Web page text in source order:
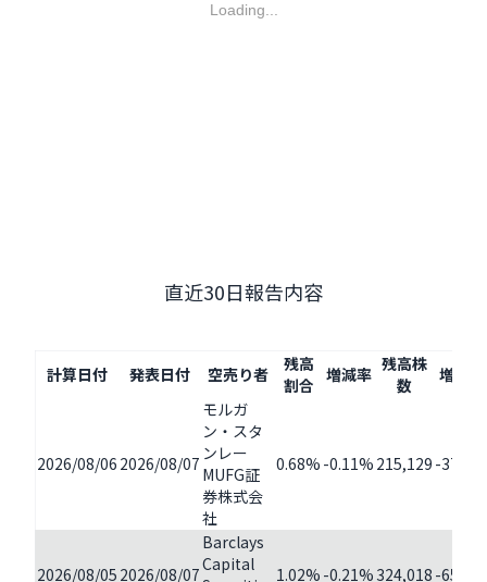
Loading...
直近30日報告内容
計算日付 発表日付 空売り者
残高
割合 増減率 残高株
数
増減量
2026/08/06 2026/08/07
モルガ
ン・スタ
ンレー
MUFG証
券株式会
社
0.68% -0.11% 215,129 -
2026/08/05 2026/08/07
Barclays
Capital
1.02% -0.21% 324,018 -